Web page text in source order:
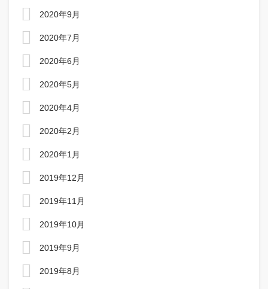
2020年9月
2020年7月
2020年6月
2020年5月
2020年4月
2020年2月
2020年1月
2019年12月
2019年11月
2019年10月
2019年9月
2019年8月